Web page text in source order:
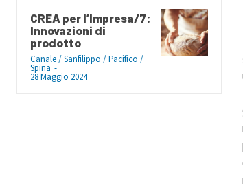
CREA per l’Impresa/7:
Innovazioni di
prodotto
Canale / Sanfilippo / Pacifico /
Spina -
28 Maggio 2024